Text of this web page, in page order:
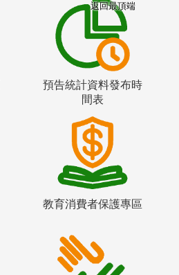
預告統計資料發布時
間表
教育消費者保護專區
返回最頂端